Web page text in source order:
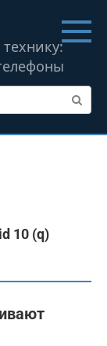
10 (q)